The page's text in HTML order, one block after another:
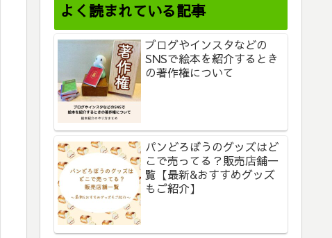
よく読まれている記事
ブログやインスタなどの
SNSで絵本を紹介するとき
の著作権について
パンどろぼうのグッズはど
こで売ってる？販売店舗一
覧【最新&おすすめグッズ
もご紹介】